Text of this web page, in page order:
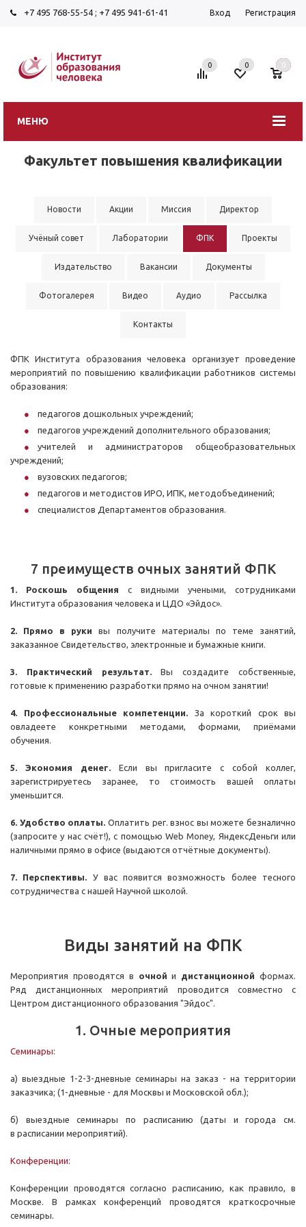
+7 495 768-55-54 ; +7 495 941-61-41 Вход Регистрация
МЕНЮ
0 0 0
Факультет повышения квалификации
Новости Акции Миссия Директор
Учёный совет Лаборатории ФПК Проекты
Издательство Вакансии Документы
Фотогалерея Видео Аудио Рассылка
Контакты
ФПК Института образования человека организует проведение
мероприятий по повышению квалификации работников системы
образования:
педагогов дошкольных учреждений;
педагогов учреждений дополнительного образования;
учителей и администраторов общеобразовательных
учреждений;
вузовских педагогов;
педагогов и методистов ИРО, ИПК, методобъединений;
специалистов Департаментов образования.
7 преимуществ очных занятий ФПК
1. Роскошь общения с видными учеными, сотрудниками
Института образования человека и ЦДО «Эйдос».
2. Прямо в рукивы получите материалы по теме занятий,
заказанное Свидетельство, электронные и бумажные книги.
3. Практический результат.Вы создадите собственные,
готовые к применению разработки прямо на очном занятии!
4. Профессиональные компетенции. За короткий срок вы
овладеете конкретными методами, формами, приёмами
обучения.
5. Экономия денег.Если вы пригласите с собой коллег,
зарегистрируетесь заранее, то стоимость вашей оплаты
уменьшится.
6. Удобство оплаты. Оплатить рег. взнос вы можете безналично
(запросите у нас счёт!), с помощью Web Money, ЯндексДеньги или
наличными прямо в офисе (выдаются отчётные документы).
7. Перспективы. У вас появится возможность более тесного
сотрудничества с нашей Научной школой.
Виды занятий на ФПК
Мероприятия проводятся в очной и дистанционной формах.
Ряд дистанционных мероприятий проводится совместно с
Центром дистанционного образования "Эйдос".
1. Очные мероприятия
Семинары:
а) выездные 1-2-3-дневные семинары на заказ - на территории
заказчика; (1-дневные - для Москвы и Московской обл.);
б) выездные семинары по расписанию (даты и города см.
в расписании мероприятий).
Конференции:
Конференции проводятся согласно расписанию, как правило, в
Москве. В рамках конференций проводятся краткосрочные
семинары.